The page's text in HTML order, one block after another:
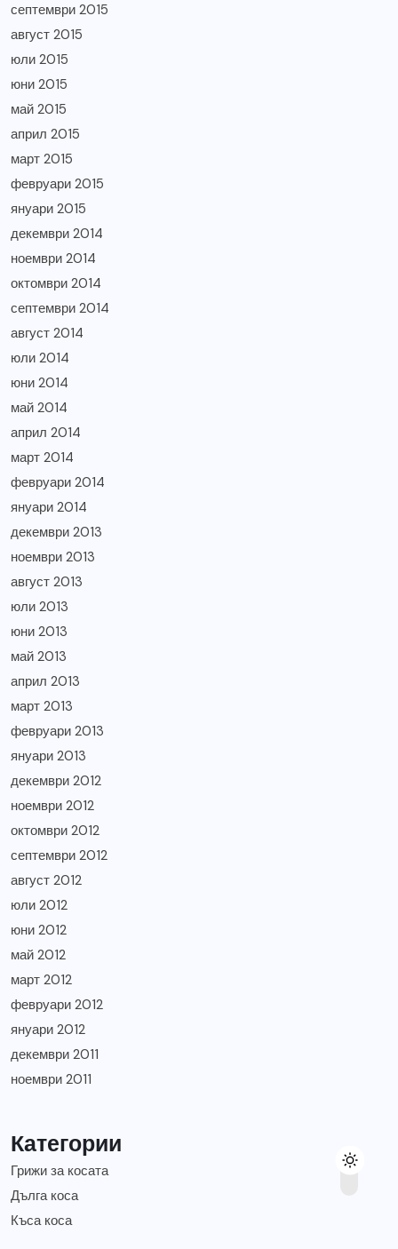
септември 2015
август 2015
юли 2015
юни 2015
май 2015
април 2015
март 2015
февруари 2015
януари 2015
декември 2014
ноември 2014
октомври 2014
септември 2014
август 2014
юли 2014
юни 2014
май 2014
април 2014
март 2014
февруари 2014
януари 2014
декември 2013
ноември 2013
август 2013
юли 2013
юни 2013
май 2013
април 2013
март 2013
февруари 2013
януари 2013
декември 2012
ноември 2012
октомври 2012
септември 2012
август 2012
юли 2012
юни 2012
май 2012
март 2012
февруари 2012
януари 2012
декември 2011
ноември 2011
Категории
Грижи за косата
Дълга коса
Къса коса